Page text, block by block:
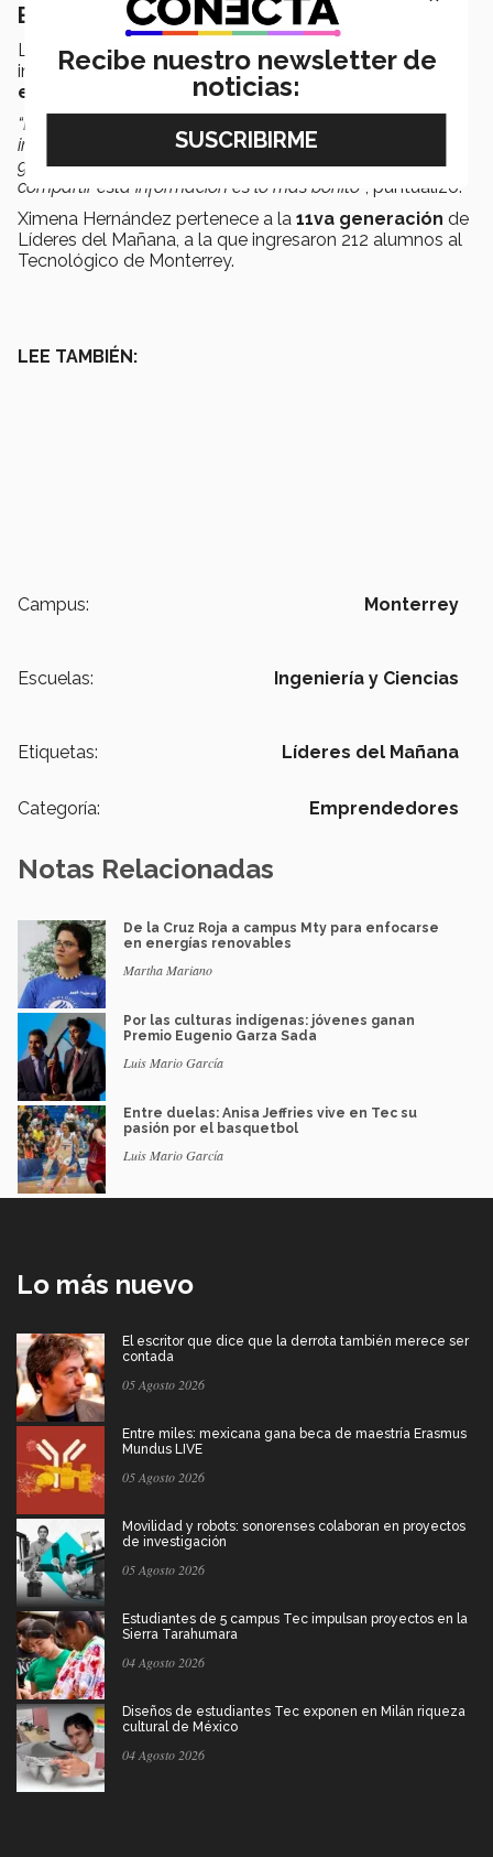
Busca impulsar emprendimiento
Las charlas de bienvenida a los Líderes del Mañana
inspiraron a Ximena para convertir su proyecto en un
emprendimiento social-consciente
“Encontré mi camino cuando hablaron sobre ello.
impresionante porque uno no dimensiona lo que puede
generar en tu vida una decisión.Hacer un cambioy
compartir esta información es lo más bonito” , puntualizó.
Ximena Hernández pertenece a la 11va generación de
Líderes del Mañana, a la que ingresaron 212 alumnos al
Tecnológico de Monterrey.
LEE TAMBIÉN:
Campus: Monterrey
Escuelas: Ingeniería y Ciencias
Etiquetas: Líderes del Mañana
Categoría: Emprendedores
Notas Relacionadas
De la Cruz Roja a campus Mty para enfocarse
en energías renovables
Martha Mariano
Por las culturas indígenas: jóvenes ganan
Premio Eugenio Garza Sada
Luis Mario García
Entre duelas: Anisa Jeffries vive en Tec su
pasión por el basquetbol
Luis Mario García
Lo más nuevo
El escritor que dice que la derrota también merece ser
contada
05 Agosto 2026
Entre miles: mexicana gana beca de maestría Erasmus
Mundus LIVE
05 Agosto 2026
Movilidad y robots: sonorenses colaboran en proyectos
de investigación
05 Agosto 2026
Estudiantes de 5 campus Tec impulsan proyectos en la
Sierra Tarahumara
04 Agosto 2026
Diseños de estudiantes Tec exponen en Milán riqueza
cultural de México
04 Agosto 2026
Recibe nuestro newsletter de
noticias: